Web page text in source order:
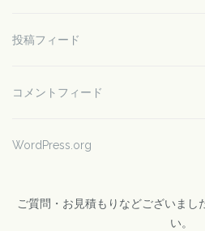
投稿フィード
コメントフィード
WordPress.org
ご質問・お見積もりなどございまし
い。